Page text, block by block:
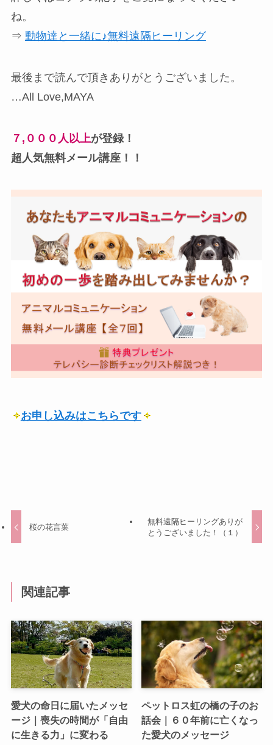
ね。
⇒ 動物達と一緒に♪無料遠隔ヒーリング
最後まで読んで頂きありがとうございました。
…All Love,MAYA
７,０００人以上が登録！
超人気無料メール講座！！
お申し込みはこちらです
桜の花言葉
無料遠隔ヒーリングありが
とうございました！（１）
関連記事
愛犬の命日に届いたメッセ
ージ｜喪失の時間が「自由
に生きる力」に変わる
ペットロス虹の橋の子のお
話会｜６０年前に亡くなっ
た愛犬のメッセージ